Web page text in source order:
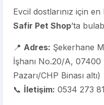
Evcil dostlarınız için
Safir Pet Shop’ta
📍 Adres: Şekerhane
İşhanı No.20/A,
Pazarı/CHP Binası altı)
📞 İletişim: 0534 273